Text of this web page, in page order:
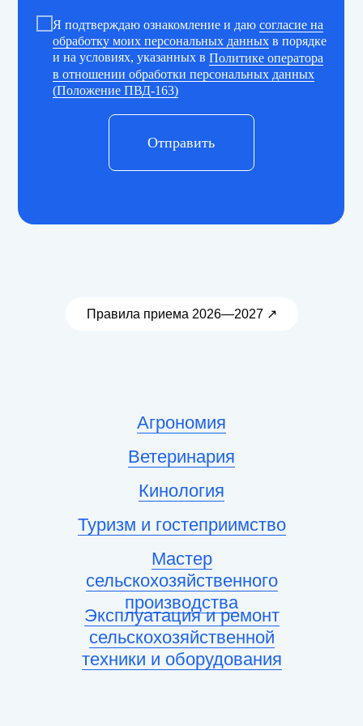
Я подтверждаю ознакомление и даю согласие на
обработку моих персональных данныхв порядке
и на условиях, указанных в Политике оператора
в отношении обработки персональных данных
(Положение ПВД-163)
Отправить
Правила приема 2026—2027 ↗
Эксплуатация и ремонт
сельскохозяйственной
техники и оборудования
Агрономия
Ветеринария
Кинология
Туризм и гостеприимство
Мастер
сельскохозяйственного
производства